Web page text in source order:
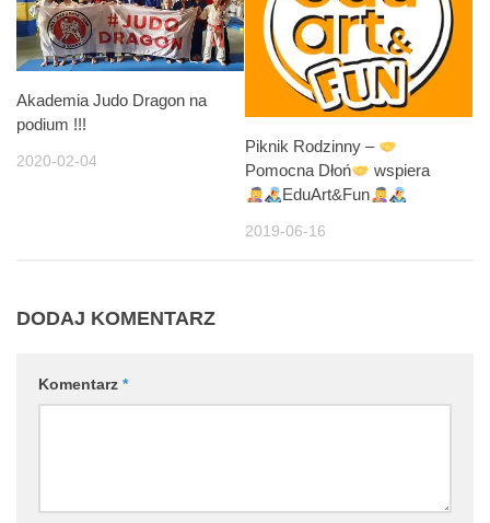
Akademia Judo Dragon na
podium !!!
2020-02-04
Piknik Rodzinny –
Pomocna Dłoń
wspiera
EduArt&Fun
2019-06-16
DODAJ KOMENTARZ
Komentarz *